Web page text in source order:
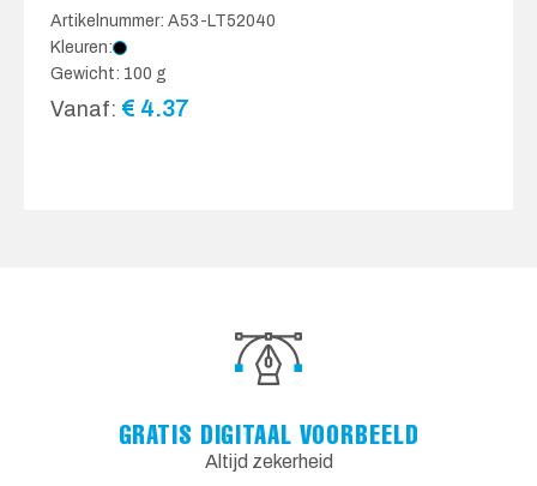
Artikelnummer: A53-LT52040
Kleuren:
Gewicht: 100 g
Vanaf: € 4.37
GRATIS DIGITAAL VOORBEELD
Altijd zekerheid